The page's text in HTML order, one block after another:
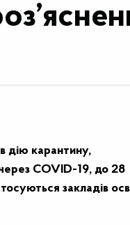
дію карантину,
COVID-19, до 28
закладів